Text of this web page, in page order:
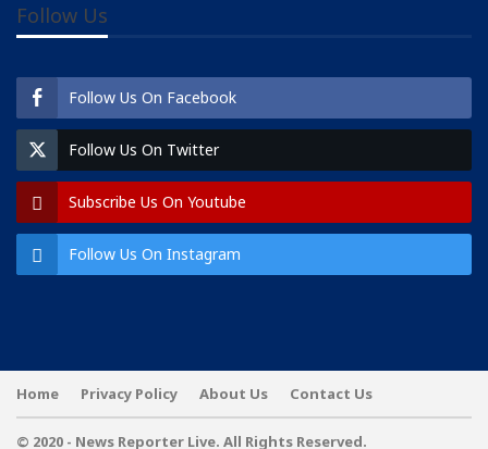
Follow Us
Follow Us On Facebook
Follow Us On Twitter
Subscribe Us On Youtube
Follow Us On Instagram
Home Privacy Policy About Us Contact Us
© 2020 - News Reporter Live. All Rights Reserved.